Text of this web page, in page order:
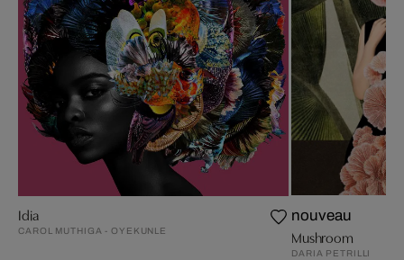
Idia
CAROL MUTHIGA - OYEKUNLE
nouveau
Mushroom
DARIA PETRILLI